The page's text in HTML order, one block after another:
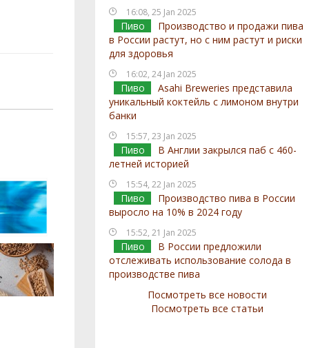
16:08, 25 Jan 2025
Пиво
Производство и продажи пива
в России растут, но с ним растут и риски
для здоровья
16:02, 24 Jan 2025
Пиво
Asahi Breweries представила
уникальный коктейль с лимоном внутри
банки
15:57, 23 Jan 2025
Пиво
В Англии закрылся паб с 460-
летней историей
15:54, 22 Jan 2025
Пиво
Производство пива в России
выросло на 10% в 2024 году
15:52, 21 Jan 2025
Пиво
В России предложили
отслеживать использование солода в
производстве пива
Посмотреть все новости
Посмотреть все статьи